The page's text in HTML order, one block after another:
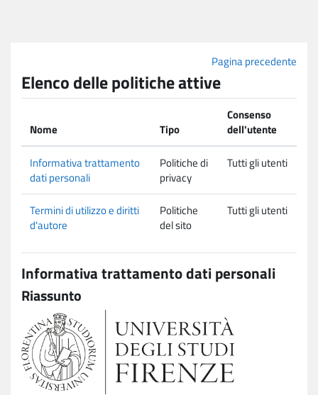
Pagina precedente
Elenco delle politiche attive
Nome Tipo
Consenso
dell'utente
Informativa trattamento
dati personali
Politiche di
privacy
Tutti gli utenti
Termini di utilizzo e diritti
d'autore
Politiche
del sito
Tutti gli utenti
Informativa trattamento dati personali
Riassunto